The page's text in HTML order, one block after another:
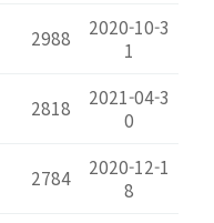
2988
2020-10-3
1
2818
2021-04-3
0
2784
2020-12-1
8